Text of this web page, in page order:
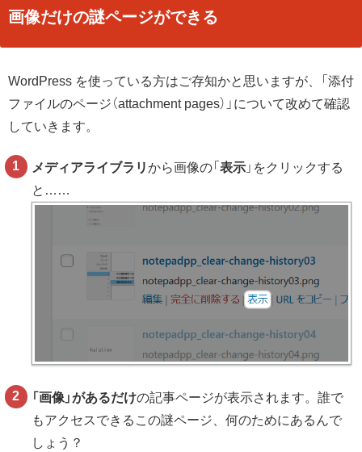
画像だけの謎ページができる
WordPress を使っている方はご存知かと思いますが、「添付
ファイルのページ（attachment pages）」について改めて確認
していきます。
メディアライブラリから画像の「表示 」をクリックする
と……
「画像」があるだけの記事ページが表示されます。誰で
もアクセスできるこの謎ページ、何のためにあるんで
しょう？